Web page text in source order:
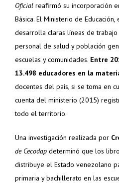
Oficial reafirmó su incorporación
Básica. El Ministerio de
desarrolla claras líneas de trabajo
personal de salud y población
escuelas y comunidades. Entre
13.498 educadores en la
docentes del país, si se toma en
cuenta del ministerio (2015)
todo el territorio.
Una investigación realizada por
de Cecodap determinó que los
distribuye el Estado venezolano
primaria y bachillerato en las